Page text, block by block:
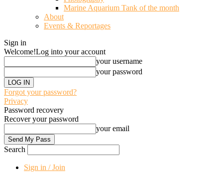
Marine Aquarium Tank of the month
About
Events & Reportages
Sign in
Welcome!Log into your account
your username
your password
Forgot your password?
Privacy
Password recovery
Recover your password
your email
Search
Sign in / Join